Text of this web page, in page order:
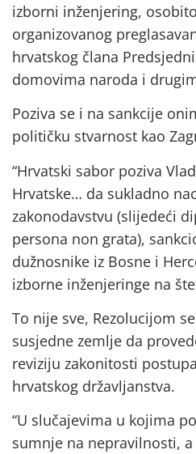
izborni inženjering,
organizovanog
hrvatskog člana
domovima naroda i
Poziva se i na sankcije
političku stvarnost kao
“Hrvatski sabor poziva
Hrvatske… da sukladno
zakonodavstvu (slijedeći
persona non grata),
dužnosnike iz Bosne i
izborne inženjeringe na
To nije sve, Rezolucijom
susjedne zemlje da
reviziju zakonitosti
hrvatskog državljanstva.
“U slučajevima u kojima
sumnje na nepravilnosti,